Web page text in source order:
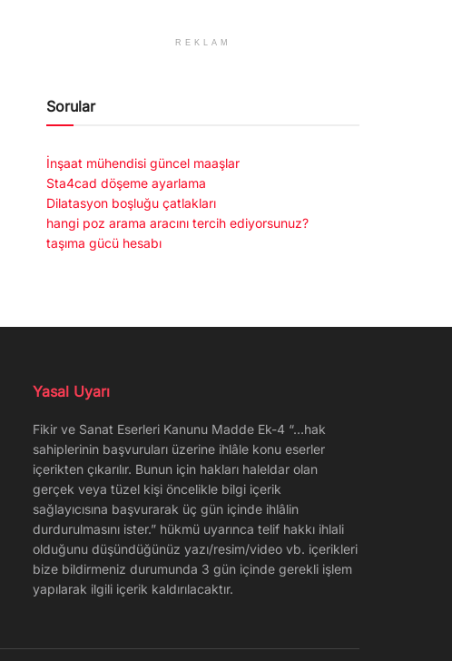
REKLAM
Sorular
İnşaat mühendisi güncel maaşlar
Sta4cad döşeme ayarlama
Dilatasyon boşluğu çatlakları
hangi poz arama aracını tercih ediyorsunuz?
taşıma gücü hesabı
Yasal Uyarı
Fikir ve Sanat Eserleri Kanunu Madde Ek-4 “…hak
sahiplerinin başvuruları üzerine ihlâle konu eserler
içerikten çıkarılır. Bunun için hakları haleldar olan
gerçek veya tüzel kişi öncelikle bilgi içerik
sağlayıcısına başvurarak üç gün içinde ihlâlin
durdurulmasını ister.” hükmü uyarınca telif hakkı ihlali
olduğunu düşündüğünüz yazı/resim/video vb. içerikleri
bize bildirmeniz durumunda 3 gün içinde gerekli işlem
yapılarak ilgili içerik kaldırılacaktır.